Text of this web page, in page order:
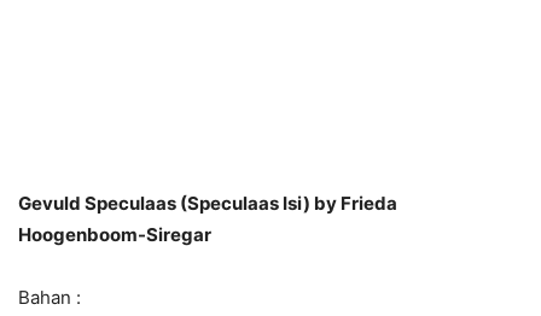
Gevuld Speculaas (Speculaas Isi) by Frieda
Hoogenboom-Siregar
Bahan :